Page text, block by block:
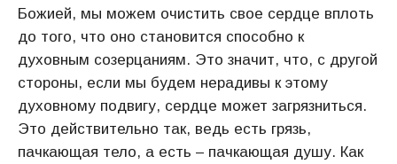
Божией, мы можем очистить свое сердце вплоть
до того, что оно становится способно к
духовным созерцаниям. Это значит, что, с другой
стороны, если мы будем нерадивы к этому
духовному подвигу, сердце может загрязниться.
Это действительно так, ведь есть грязь,
пачкающая тело, а есть – пачкающая душу. Как